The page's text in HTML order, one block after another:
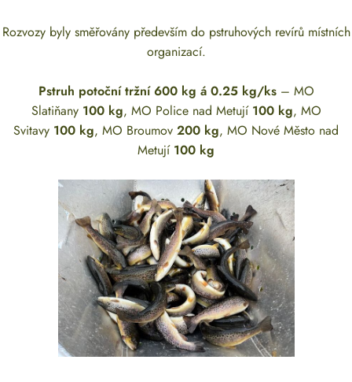
Rozvozy byly směřovány především do pstruhových revírů místních
organizací.
Pstruh potoční tržní 600 kg á 0.25 kg/ks– MO
Slatiňany 100 kg, MO Police nad Metují 100 kg, MO
Svitavy 100 kg, MO Broumov 200 kg, MO Nové Město nad
Metují 100 kg